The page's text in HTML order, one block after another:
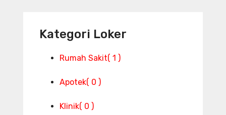
Kategori Loker
Rumah Sakit( 1 )
Apotek( 0 )
Klinik( 0 )